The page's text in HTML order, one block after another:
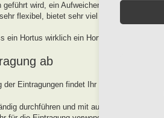
wird, ein Aufweichen oder Beugen
flexibel, bietet sehr viel Raum und
ein Hortus wirklich ein Hortus ist und kein
ab
der Eintragungen findet Ihr unter Wie
durchführen und mit aussagekräftigen